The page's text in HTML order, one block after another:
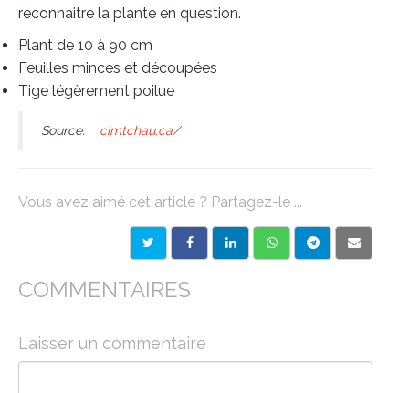
reconnaitre la plante en question.
Plant de 10 à 90 cm
Feuilles minces et découpées
Tige légèrement poilue
Source: cimtchau.ca/
Vous avez aimé cet article ? Partagez-le ...
COMMENTAIRES
Laisser un commentaire